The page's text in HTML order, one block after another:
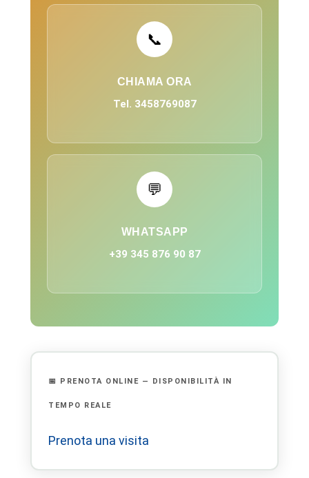
📞
CHIAMA ORA
Tel. 3458769087
💬
WHATSAPP
+39 345 876 90 87
📅 PRENOTA ONLINE — DISPONIBILITÀ IN
TEMPO REALE
Prenota una visita